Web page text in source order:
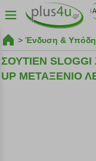
> Ένδυση &
ΣΟΥΤΙΕΝ SLOGGI
UP ΜΕΤΑΞΕΝΙΟ